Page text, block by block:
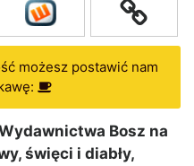
możesz postawić nam
Bosz na
święci i diabły,